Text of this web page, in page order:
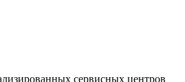
сервисных центров